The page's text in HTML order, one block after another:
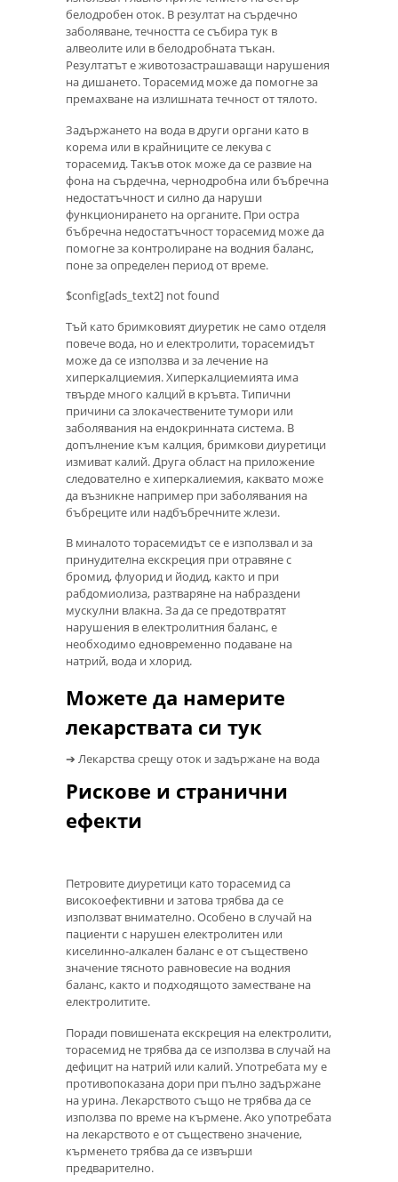
белодробен оток. В резултат на сърдечно
заболяване, течността се събира тук в
алвеолите или в белодробната тъкан.
Резултатът е животозастрашаващи нарушения
на дишането. Торасемид може да помогне за
премахване на излишната течност от тялото.
Задържането на вода в други органи като в
корема или в крайниците се лекува с
торасемид. Такъв оток може да се развие на
фона на сърдечна, чернодробна или бъбречна
недостатъчност и силно да наруши
функционирането на органите. При остра
бъбречна недостатъчност торасемид може да
помогне за контролиране на водния баланс,
поне за определен период от време.
$config[ads_text2] not found
Тъй като бримковият диуретик не само отделя
повече вода, но и електролити, торасемидът
може да се използва и за лечение на
хиперкалциемия. Хиперкалциемията има
твърде много калций в кръвта. Типични
причини са злокачествените тумори или
заболявания на ендокринната система. В
допълнение към калция, бримкови диуретици
измиват калий. Друга област на приложение
следователно е хиперкалиемия, каквато може
да възникне например при заболявания на
бъбреците или надбъбречните жлези.
В миналото торасемидът се е използвал и за
принудителна екскреция при отравяне с
бромид, флуорид и йодид, както и при
рабдомиолиза, разтваряне на набраздени
мускулни влакна. За да се предотвратят
нарушения в електролитния баланс, е
необходимо едновременно подаване на
натрий, вода и хлорид.
Можете да намерите
лекарствата си тук
➔ Лекарства срещу оток и задържане на вода
Рискове и странични
ефекти
Петровите диуретици като торасемид са
високоефективни и затова трябва да се
използват внимателно. Особено в случай на
пациенти с нарушен електролитен или
киселинно-алкален баланс е от съществено
значение тясното равновесие на водния
баланс, както и подходящото заместване на
електролитите.
Поради повишената екскреция на електролити,
торасемид не трябва да се използва в случай на
дефицит на натрий или калий. Употребата му е
противопоказана дори при пълно задържане
на урина. Лекарството също не трябва да се
използва по време на кърмене. Ако употребата
на лекарството е от съществено значение,
кърменето трябва да се извърши
предварително.